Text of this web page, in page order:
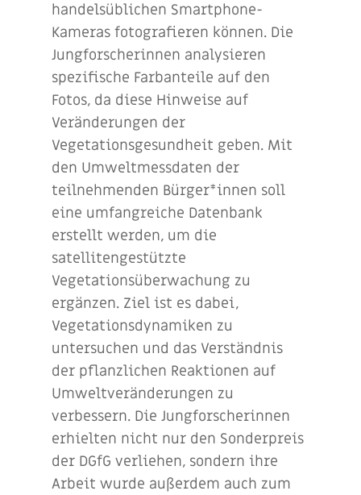
handelsüblichen Smartphone-
Kameras fotografieren können. Die
Jungforscherinnen analysieren
spezifische Farbanteile auf den
Fotos, da diese Hinweise auf
Veränderungen der
Vegetationsgesundheit geben. Mit
den Umweltmessdaten der
teilnehmenden Bürger*innen soll
eine umfangreiche Datenbank
erstellt werden, um die
satellitengestützte
Vegetationsüberwachung zu
ergänzen. Ziel ist es dabei,
Vegetationsdynamiken zu
untersuchen und das Verständnis
der pflanzlichen Reaktionen auf
Umweltveränderungen zu
verbessern. Die Jungforscherinnen
erhielten nicht nur den Sonderpreis
der DGfG verliehen, sondern ihre
Arbeit wurde außerdem auch zum